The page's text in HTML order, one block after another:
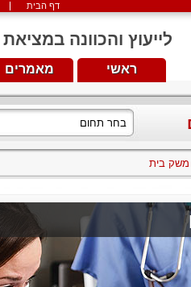
דף הבית
לייעוץ והכוונה במציאת
מאמרים ראשי
משק בית